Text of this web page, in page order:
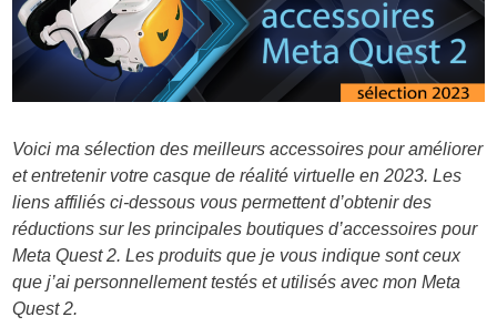
Voici ma sélection des meilleurs accessoires pour améliorer
et entretenir votre casque de réalité virtuelle en 2023. Les
liens affiliés ci-dessous vous permettent d’obtenir des
réductions sur les principales boutiques d’accessoires pour
Meta Quest 2. Les produits que je vous indique sont ceux
que j’ai personnellement testés et utilisés avec mon Meta
Quest 2.